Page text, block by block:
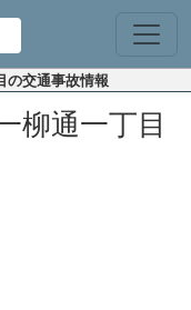
の交通事故情報
柳通一丁目